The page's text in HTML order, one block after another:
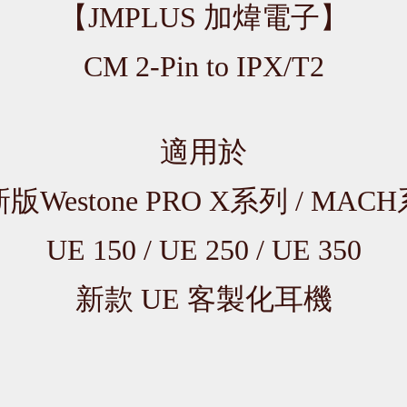
【JMPLUS 加煒電子】
CM 2-Pin to IPX/T2
適用於
版Westone PRO X系列 / MACH
UE 150 / UE 250 / UE 350
新款 UE 客製化耳機